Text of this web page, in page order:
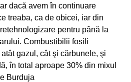
dacă avem în continuare
treaba, ca de obicei, iar din
pentru până la
Combustibilii fosili
gazul, cât şi cărbunele, şi
în total aproape 30% din mixul
Burduja